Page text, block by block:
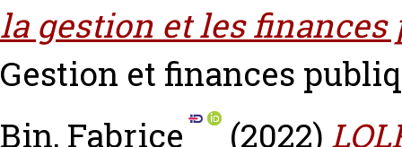
la gestion et les finances
Gestion et finances
Bin, Fabrice
(2022)